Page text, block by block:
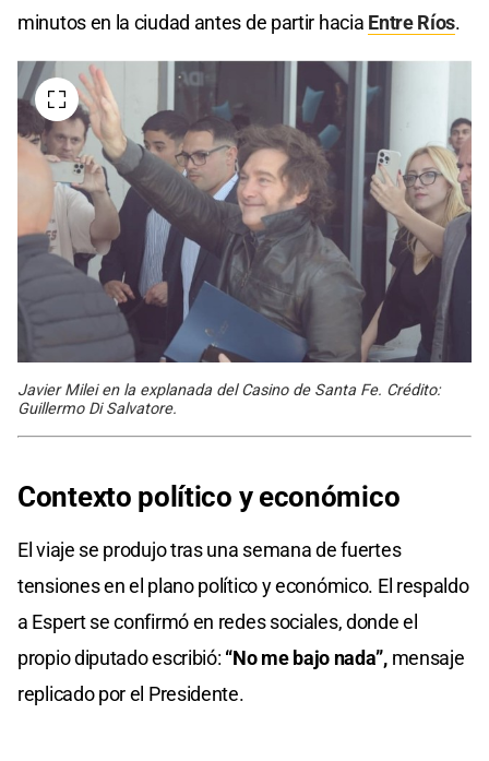
minutos en la ciudad antes de partir hacia Entre Ríos.
Javier Milei en la explanada del Casino de Santa Fe. Crédito:
Guillermo Di Salvatore.
Contexto político y económico
El viaje se produjo tras una semana de fuertes
tensiones en el plano político y económico. El respaldo
a Espert se confirmó en redes sociales, donde el
propio diputado escribió: “No me bajo nada”,mensaje
replicado por el Presidente.